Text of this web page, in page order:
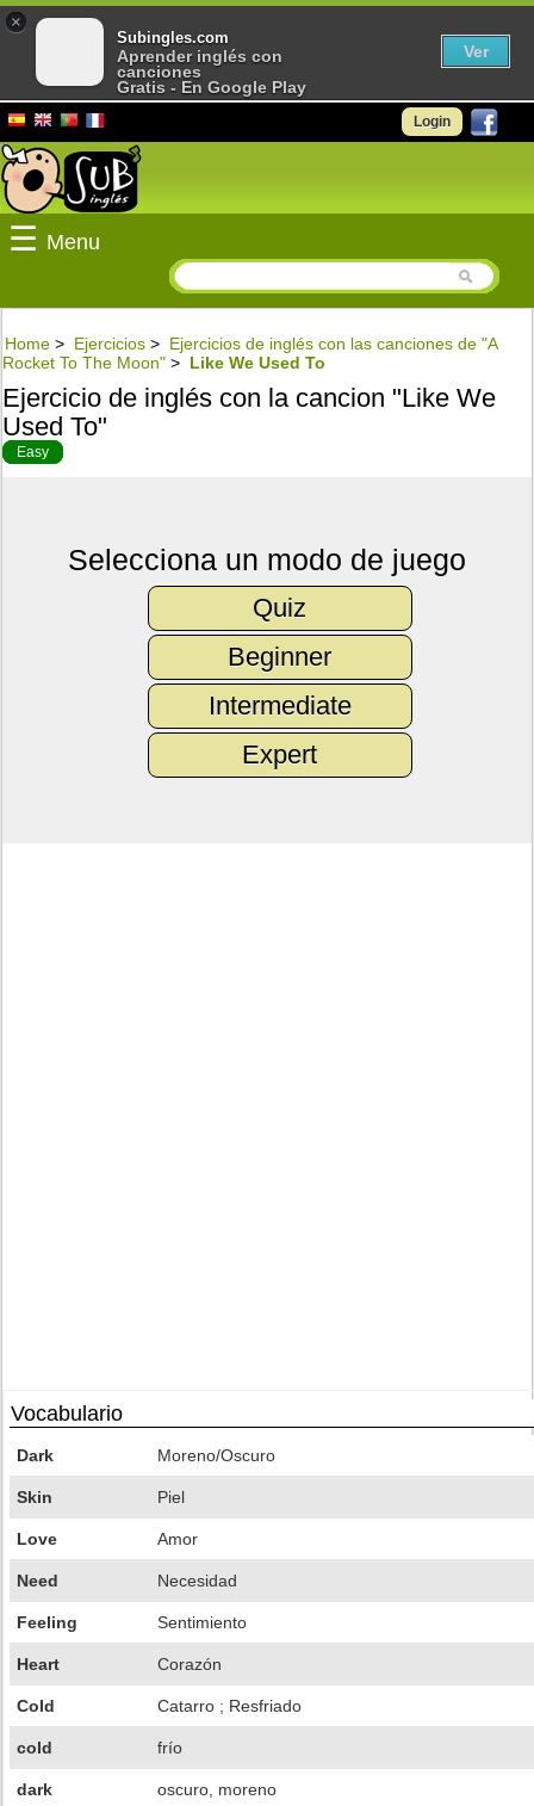
Login
☰ Menu
Home > Ejercicios > Ejercicios de inglés con las canciones de "A
Rocket To The Moon" > Like We Used To
Ejercicio de inglés con la cancion "Like We
Used To"
Easy
Selecciona un modo de juego
Quiz
Beginner
Intermediate
Expert
Vocabulario
Dark Moreno/Oscuro
Skin Piel
Love Amor
Need Necesidad
Feeling Sentimiento
Heart Corazón
Cold Catarro ; Resfriado
cold frío
dark oscuro, moreno
×
Subingles.com
Aprender inglés con
canciones
Gratis - En Google Play
Ver